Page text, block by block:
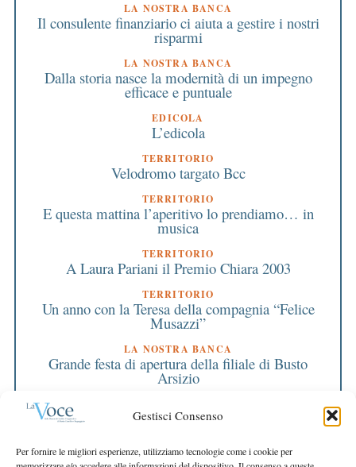
Gestisci Consenso
Per fornire le migliori esperienze, utilizziamo tecnologie come i cookie per
LA NOSTRA BANCA
Il consulente finanziario ci aiuta a gestire i nostri
risparmi
LA NOSTRA BANCA
Dalla storia nasce la modernità di un impegno
efficace e puntuale
EDICOLA
L’edicola
TERRITORIO
Velodromo targato Bcc
TERRITORIO
E questa mattina l’aperitivo lo prendiamo… in
musica
TERRITORIO
A Laura Pariani il Premio Chiara 2003
TERRITORIO
Un anno con la Teresa della compagnia “Felice
Musazzi”
LA NOSTRA BANCA
Grande festa di apertura della filiale di Busto
Arsizio
Una semestrale da record
La semestrale insegna